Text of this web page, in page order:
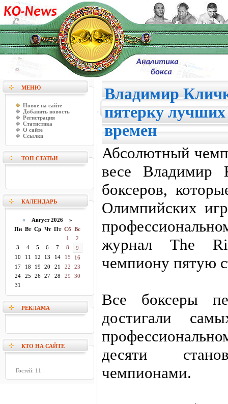
МЕНЮ
Новое на сайте
Добавить новость
Регистрация
Статистика
О сайте
Ссылки
ТОП СТАТЬИ
КАЛЕНДАРЬ
« Август 2026 »
Пн Вт Ср Чт Пт Сб Вс
1
2
3
4 5 6 7 8
9
10
11 12 13 14 15
16
17
18 19 20 21 22
23
24
25 26 27 28 29
30
31
РЕКЛАМА
КТО НА САЙТЕ
Гостей: 11
Владимир
пятерку лучших
времен
Абсолютный
весе Владимир
боксеров,
Олимпийских
журнал The
чемпиону пятую
Все боксеры
достигали
десяти
чемпионами.